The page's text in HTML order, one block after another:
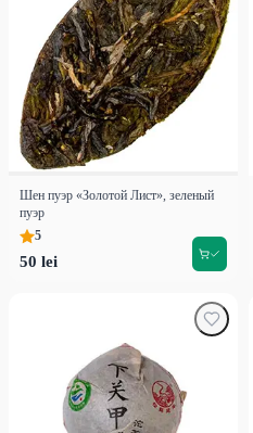
Шен пуэр «Золотой Лист», зеленый
пуэр
5
50 lei